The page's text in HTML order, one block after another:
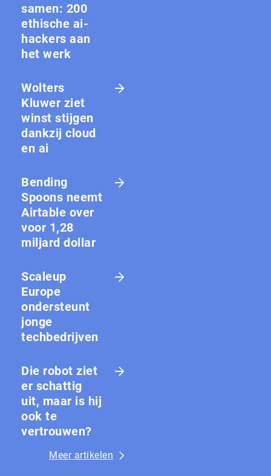
samen: 200
ethische ai-
hackers aan
het werk
Wolters
Kluwer ziet
winst stijgen
dankzij cloud
en ai
Bending
Spoons neemt
Airtable over
voor 1,28
miljard dollar
Scaleup
Europe
ondersteunt
jonge
techbedrijven
Die robot ziet
er schattig
uit, maar is hij
ook te
vertrouwen?
Meer artikelen